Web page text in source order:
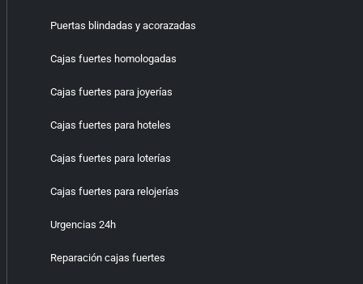
Puertas blindadas y acorazadas
Cajas fuertes homologadas
Cajas fuertes para joyerías
Cajas fuertes para hoteles
Cajas fuertes para loterías
Cajas fuertes para relojerías
Urgencias 24h
Reparación cajas fuertes